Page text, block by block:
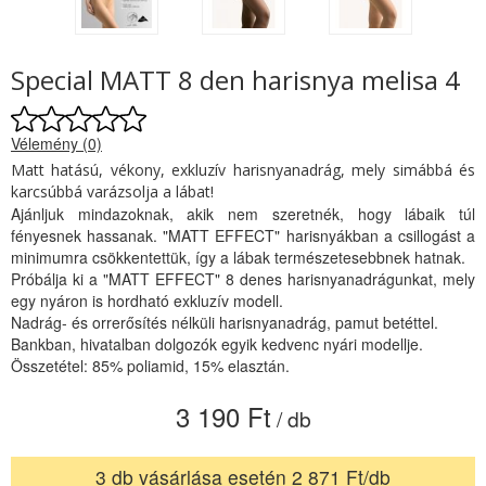
Special MATT 8 den harisnya melisa 4
Vélemény (0)
Matt hatású, vékony, exkluzív harisnyanadrág, mely simábbá és
karcsúbbá varázsolja a lábat!
Ajánljuk mindazoknak, akik nem szeretnék, hogy lábaik túl
fényesnek hassanak. "MATT EFFECT" harisnyákban a csillogást a
minimumra csökkentettük, így a lábak természetesebbnek hatnak.
Próbálja ki a "MATT EFFECT" 8 denes harisnyanadrágunkat, mely
egy nyáron is hordható exkluzív modell.
Nadrág- és orrerősítés nélküli harisnyanadrág, pamut betéttel.
Bankban, hivatalban dolgozók egyik kedvenc nyári modellje.
Összetétel: 85% poliamid, 15% elasztán.
3 190 Ft / db
3 db vásárlása esetén 2 871 Ft/db